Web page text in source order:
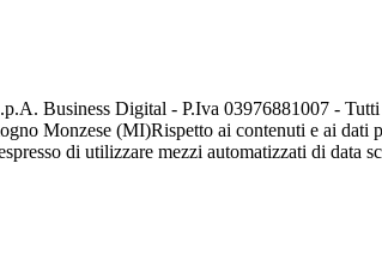
Business Digital - P.Iva 03976881007 -
Monzese (MI)Rispetto ai contenuti e ai dati
di utilizzare mezzi automatizzati di data